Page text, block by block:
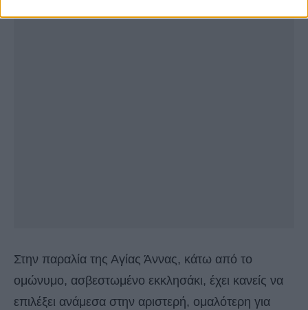
Στην παραλία της Αγίας Άννας, κάτω από το
ομώνυμο, ασβεστωμένο εκκλησάκι, έχει κανείς να
επιλέξει ανάμεσα στην αριστερή, ομαλότερη για